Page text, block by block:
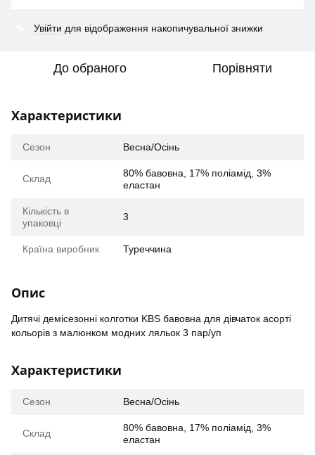
Увійти для відображення накопичувальної знижки
До обраного Порівняти
Характеристики
Сезон Весна/Осінь
Склад
80% бавовна, 17% поліамід, 3%
еластан
Кількість в
упаковці
3
Країна виробник Туреччина
Опис
Дитячі демісезонні колготки KBS бавовна для дівчаток асорті
кольорів з малюнком модних ляльок 3 пар/уп
Характеристики
Сезон Весна/Осінь
Склад
80% бавовна, 17% поліамід, 3%
еластан